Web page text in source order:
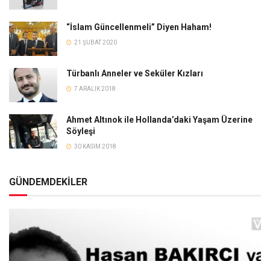
“İslam Güncellenmeli” Diyen Haham!
21 ŞUBAT 2020
Türbanlı Anneler ve Seküler Kızları
7 ARALIK 2018
Ahmet Altınok ile Hollanda’daki Yaşam Üzerine
Söyleşi
30 KASIM 2018
GÜNDEMDEKİLER